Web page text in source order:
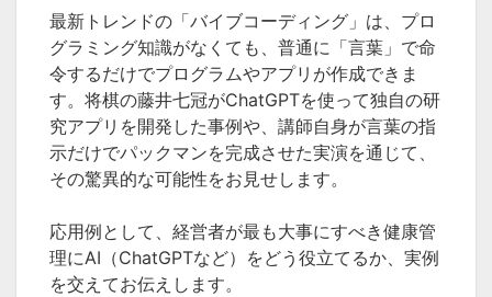
最新トレンドの「バイブコーディング」は、プロ
グラミング知識がなくても、普通に「言葉」で命
令するだけでプログラムやアプリが作成できま
す。将棋の藤井七冠がChatGPTを使って独自の研
究アプリを開発した事例や、講師自身が言葉の指
示だけでパックマンを完成させた実演を通じて、
その驚異的な可能性をお見せします。
応用例として、経営者が最も大事にすべき健康管
理にAI（ChatGPTなど）をどう役立てるか、実例
を交えてお伝えします。